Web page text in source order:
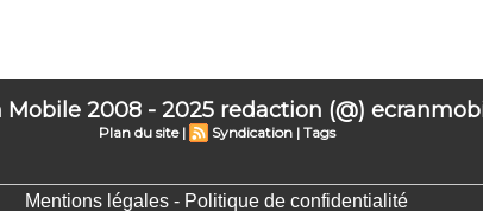
Mobile 2008 - 2025 redaction (@)
Plan du site | Syndication | Tags
Mentions légales - Politique de confidentialité